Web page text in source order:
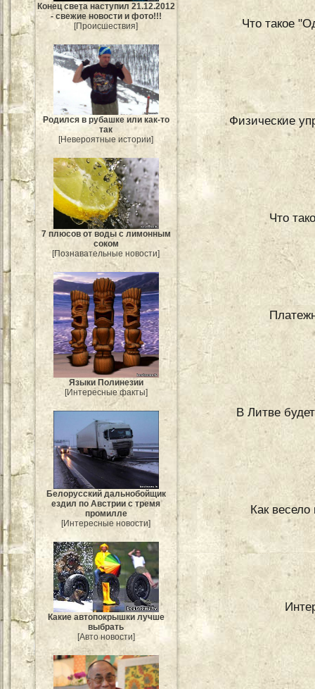
Конец света наступил 21.12.2012
- свежие новости и фото!!!
[Происшествия]
Родился в рубашке или как-то
так
[Невероятные истории]
7 плюсов от воды с лимонным
соком
[Познавательные новости]
Языки Полинезии
[Интересные факты]
Белорусский дальнобойщик
ездил по Австрии с тремя
промилле
[Интересные новости]
Какие автопокрышки лучше
выбрать
[Авто новости]
Что такое
Физические
Что
В Литве
Как